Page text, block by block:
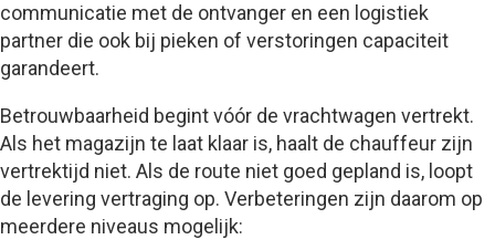
communicatie met de ontvanger en een logistiek
partner die ook bij pieken of verstoringen capaciteit
garandeert.
Betrouwbaarheid begint vóór de vrachtwagen vertrekt.
Als het magazijn te laat klaar is, haalt de chauffeur zijn
vertrektijd niet. Als de route niet goed gepland is, loopt
de levering vertraging op. Verbeteringen zijn daarom op
meerdere niveaus mogelijk: